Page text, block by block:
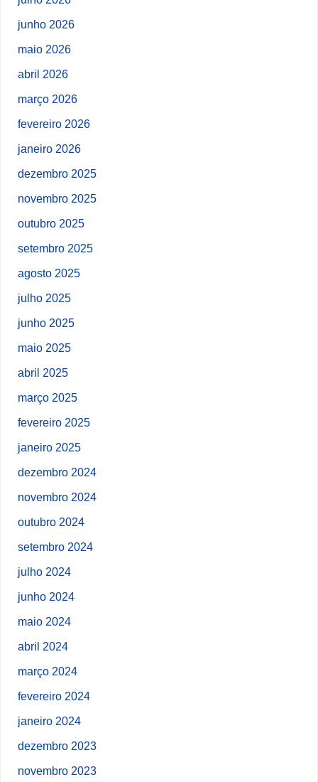
junho 2026
maio 2026
abril 2026
março 2026
fevereiro 2026
janeiro 2026
dezembro 2025
novembro 2025
outubro 2025
setembro 2025
agosto 2025
julho 2025
junho 2025
maio 2025
abril 2025
março 2025
fevereiro 2025
janeiro 2025
dezembro 2024
novembro 2024
outubro 2024
setembro 2024
julho 2024
junho 2024
maio 2024
abril 2024
março 2024
fevereiro 2024
janeiro 2024
dezembro 2023
novembro 2023